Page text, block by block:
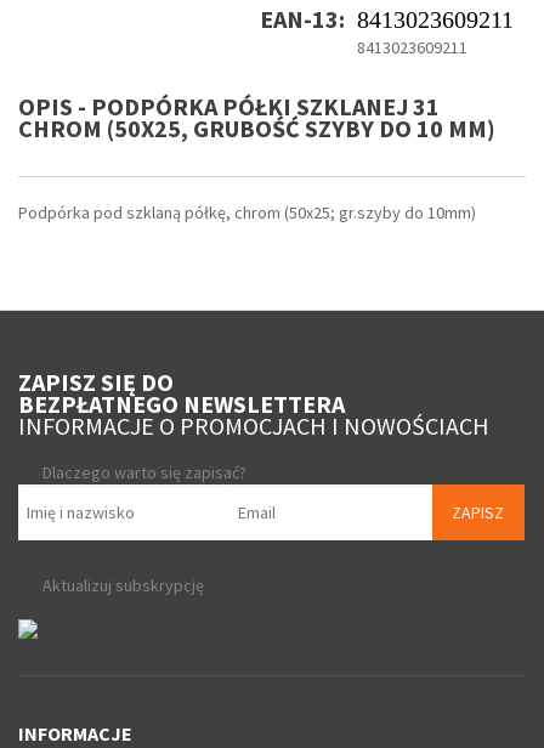
EAN-13: 8413023609211
8413023609211
OPIS - PODPÓRKA PÓŁKI SZKLANEJ 31
CHROM (50X25, GRUBOŚĆ SZYBY DO 10 MM)
Podpórka pod szklaną półkę, chrom (50x25; gr.szyby do 10mm)
ZAPISZ SIĘ DO
BEZPŁATNEGO NEWSLETTERA
INFORMACJE O PROMOCJACH I NOWOŚCIACH
Dlaczego warto się zapisać?
ZAPISZ
Aktualizuj subskrypcję
INFORMACJE